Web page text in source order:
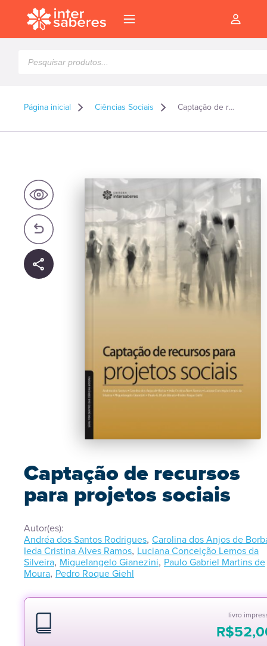
produtos
Página inicial Ciências Sociais Captação de recursos para projetos sociais
Captação de recursos
para projetos sociais
Autor(es):
Andréa dos Santos Rodrigues, Carolina dos Anjos de
Ieda Cristina Alves Ramos, Luciana Conceição Lemos da
Silveira, Miguelangelo Gianezini, Paulo Gabriel Martins de
Moura, Pedro Roque Giehl
livro
R$